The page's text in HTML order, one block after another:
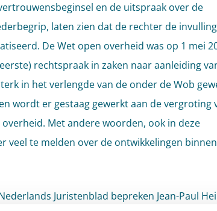
en de uitspraak over de
laten zien dat de rechter de invulling
De Wet open overheid was op 1 mei
rechtspraak in zaken naar aanleiding
in het verlengde van de onder de Wob
wordt er gestaag gewerkt aan de vergroting
Met andere woorden, ook in deze
veel te melden over de ontwikkelingen
Juristenblad bepreken Jean-Paul